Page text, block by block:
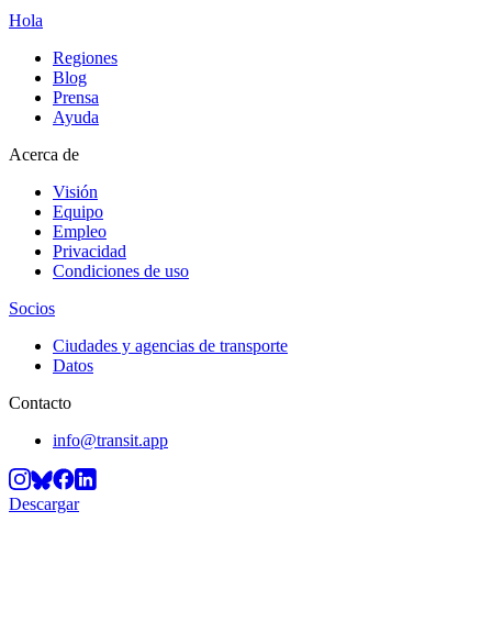
Hola
Regiones
Blog
Prensa
Ayuda
Acerca de
Visión
Equipo
Empleo
Privacidad
Condiciones de uso
Socios
Ciudades y agencias de transporte
Datos
Contacto
info@transit.app
Descargar